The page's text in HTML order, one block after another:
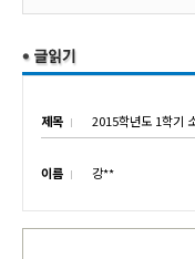
제목
이름 강**